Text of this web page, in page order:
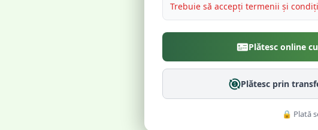
Trebuie să accepți termenii și
Plătesc online
Plătesc prin
🔒 Plată